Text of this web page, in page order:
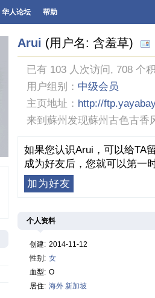
华人论坛 帮助
Arui (用户名: 含羞草)
已有 103 人次访问, 708 个
用户组别： 中级会员
主页地址： http://
来到蘇州发现蘇州古色古香
如果您认识Arui，可以给TA
成为好友后，您就可以第一
加为好友
个人资料
创建: 2014-11-12
性别: 女
血型: O
居住: 海外 新加坡